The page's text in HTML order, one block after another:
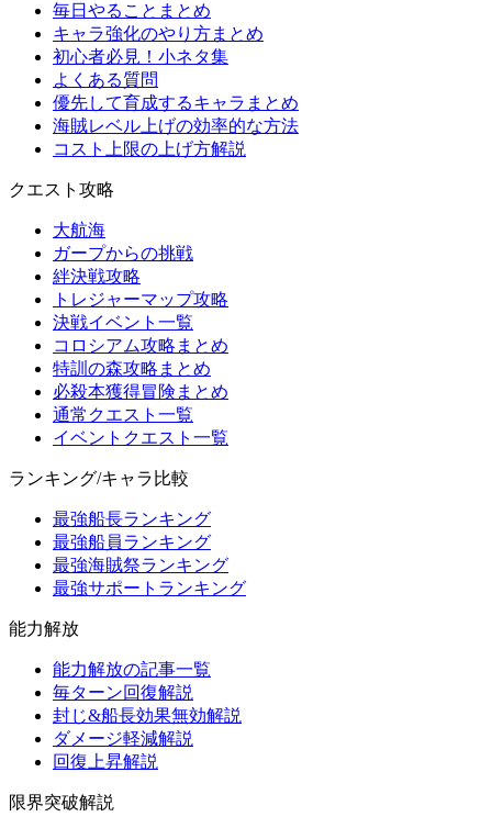
毎日やることまとめ
キャラ強化のやり方まとめ
初心者必見！小ネタ集
よくある質問
優先して育成するキャラまとめ
海賊レベル上げの効率的な方法
コスト上限の上げ方解説
クエスト攻略
大航海
ガープからの挑戦
絆決戦攻略
トレジャーマップ攻略
決戦イベント一覧
コロシアム攻略まとめ
特訓の森攻略まとめ
必殺本獲得冒険まとめ
通常クエスト一覧
イベントクエスト一覧
ランキング/キャラ比較
最強船長ランキング
最強船員ランキング
最強海賊祭ランキング
最強サポートランキング
能力解放
能力解放の記事一覧
毎ターン回復解説
封じ&船長効果無効解説
ダメージ軽減解説
回復上昇解説
限界突破解説